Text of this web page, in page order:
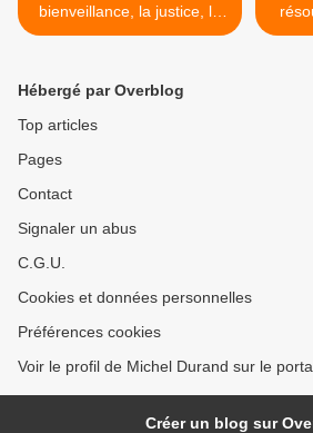
bienveillance, la justice, la
fraternité, la solidarité n’est
de baptisés
faire
Hébergé par Overblog
Top articles
Pages
Contact
Signaler un abus
C.G.U.
Cookies et données personnelles
Préférences cookies
Voir le profil de Michel Durand sur le
Créer un blog sur